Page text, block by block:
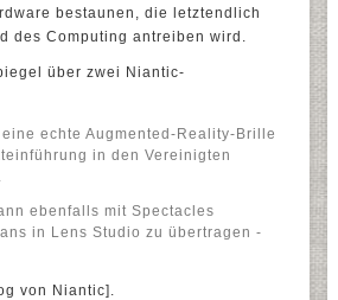
bestaunen, die letztendlich
des Computing antreiben wird.
über zwei Niantic-
echte Augmented-Reality-Brille
in den Vereinigten
ebenfalls mit Spectacles
in Lens Studio zu übertragen -
von Niantic].